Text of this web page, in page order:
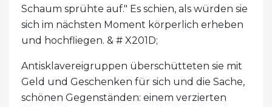
Schaum sprühte auf." Es schien, als würden sie
sich im nächsten Moment körperlich erheben
und hochfliegen. & # X201D;
Antisklavereigruppen überschütteten sie mit
Geld und Geschenken für sich und die Sache,
schönen Gegenständen: einem verzierten